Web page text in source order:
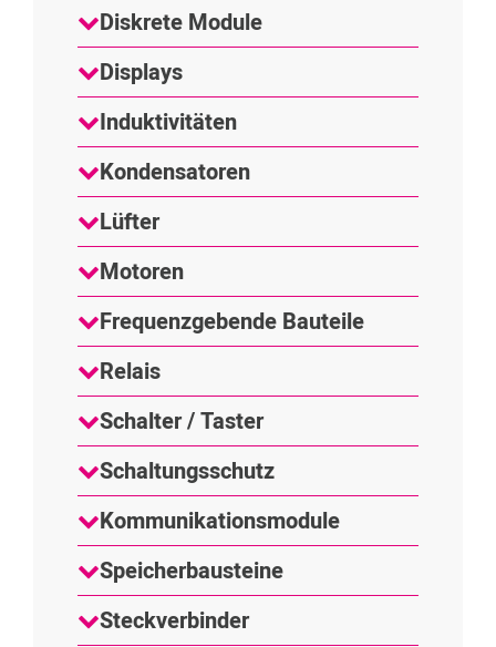
Diskrete Module
Displays
Induktivitäten
Kondensatoren
Lüfter
Motoren
Frequenzgebende Bauteile
Relais
Schalter / Taster
Schaltungsschutz
Kommunikationsmodule
Speicherbausteine
Steckverbinder